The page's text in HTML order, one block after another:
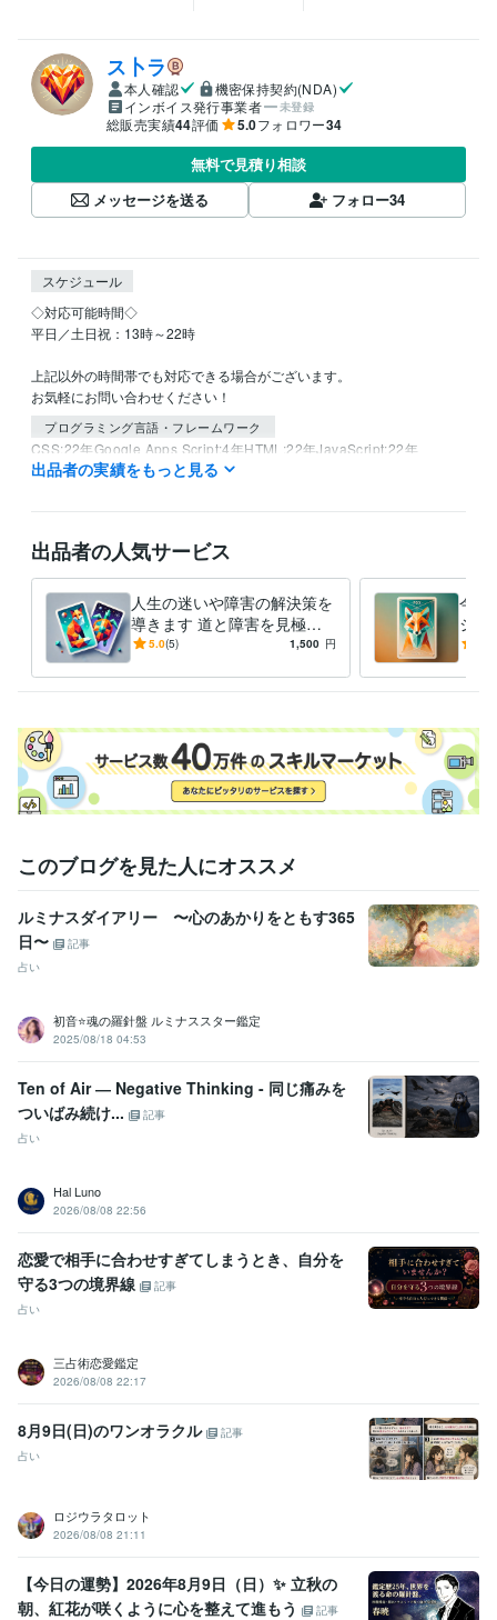
ス卜ラ
本人確認
機密保持契約(NDA)
インボイス発行事業者
未登録
総販売実績44評価 5.0フォロワー34
無料で見積り相談
メッセージを送る
フォロー34
スケジュール
◇対応可能時間◇
平日／土日祝：13時～22時
上記以外の時間帯でも対応できる場合がございます。
お気軽にお問い合わせください！
プログラミング言語・フレームワーク
CSS:22年Google Apps Script:4年HTML:22年JavaScript:22年
PHP:10年Python:2年Sass:5年 SQL:5年
Vue.js:1年Linux:5年MySQL:6年Git:4年
ビジネス・クリエイティブツール
Wix:6年WordPress:10年Excel:22年Google スプレッドシート:6年
Google スライド:6年Google ドキュメント:6年PowerPoint:10年
Word:22年freee:6年Google Analytics:6年
Google Search Console:6年
Google Tag Manager:5年
ChatGPT:1年
DALL-E:1年Photopea:1年
Adobe Premiere Pro:2年Canva:1年Figma:1年Adobe XD:3年
その他ツール
Visual Studio Code:6年
得意分野
占い オラクルカードリーディング
語学力
英語 日常会話レベル
出品者の実績をもっと見る
出品者の人気サービス
人生の迷いや障害の解決策を
導きます 道と障害を見極
め、次の一歩を導く2カード
5.0(5) 1,500 円
今の
ジを
う、
このブログを見た人にオススメ
ルミナスダイアリー 〜心のあかりをともす365
日〜
記事
占い
初音⭐️魂の羅針盤 ルミナススター鑑定
2025/08/18 04:53
Ten of Air ― Negative Thinking - 同じ痛みを
ついばみ続け...
記事
占い
Hal Luno
2026/08/08 22:56
恋愛で相手に合わせすぎてしまうとき、自分を
守る3つの境界線
記事
占い
三占術恋愛鑑定
2026/08/08 22:17
8月9日(日)のワンオラクル
記事
占い
ロジウラタロット
2026/08/08 21:11
【今日の運勢】2026年8月9日（日）✨ 立秋の
朝、紅花が咲くように心を整えて進もう
記事